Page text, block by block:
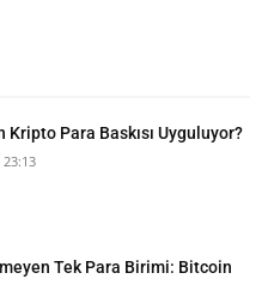
Kripto Para Baskısı Uyguluyor?
23:13
Tek Para Birimi: Bitcoin